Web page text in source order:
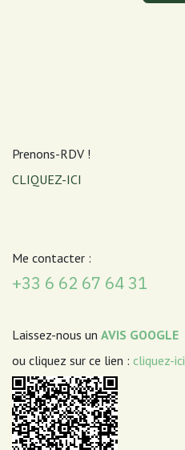
Prenons-RDV !
CLIQUEZ-ICI
Me contacter :
+33 6 62 67 64 31
Laissez-nous un AVIS GOOGLE
ou cliquez sur ce lien : cliquez-ici